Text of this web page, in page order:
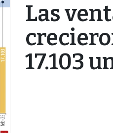
Las
17.103